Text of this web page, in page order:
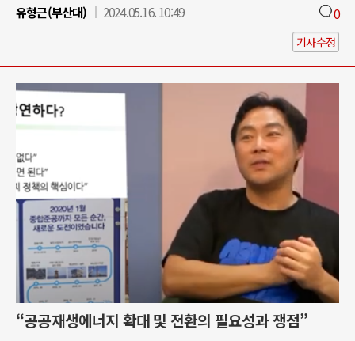
유형근(부산대)
2024.05.16. 10:49 0
기사수정
“공공재생에너지 확대 및 전환의 필요성과 쟁점”